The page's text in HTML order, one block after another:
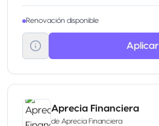
Renovación disponible
Aplicar
Aprecia Financiera
de Aprecia Financiera